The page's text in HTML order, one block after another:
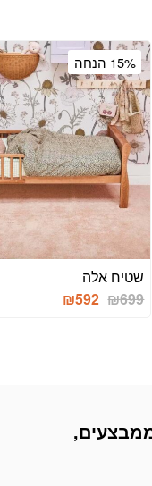
15% הנחה
שטיח אלה
₪699
המחיר
₪592 המחיר